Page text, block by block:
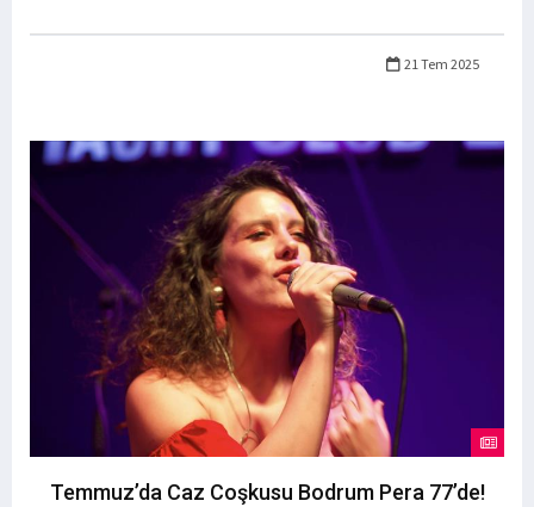
21 Tem 2025
Temmuz’da Caz Coşkusu Bodrum Pera 77’de!